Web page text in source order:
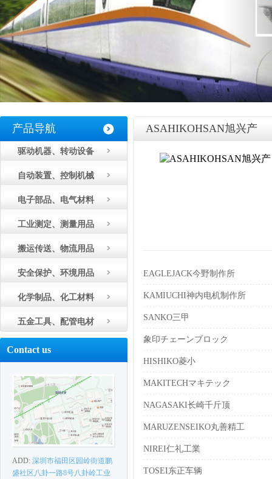
产品导航
驱动机器、转动设备
自动装置、控制机械
电子部品、电气材料
工业测定、测量用品
搬运传送、物流用品
安全保护、环境用品
化学制品、化工材料
五金工具、配管电材
Contact us
ADD: 深圳市福田区园岭街道鹏
盛社区八卦一路8号八卦岭工业
ASAHIKOHSAN旭兴产
EAGLEJACK今野制作所
KAMIUCHI神内电机制作所
SANKO三甲
象印チェーンブロック
HISHIKO菱小
MAKITECHマキテック
NAGASAKI长崎千斤顶
MARUZENSEIKO丸善精工
NIREI仁礼工業
TOSEI东正车辆